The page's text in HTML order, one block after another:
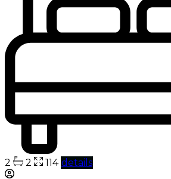
2 2 114 details